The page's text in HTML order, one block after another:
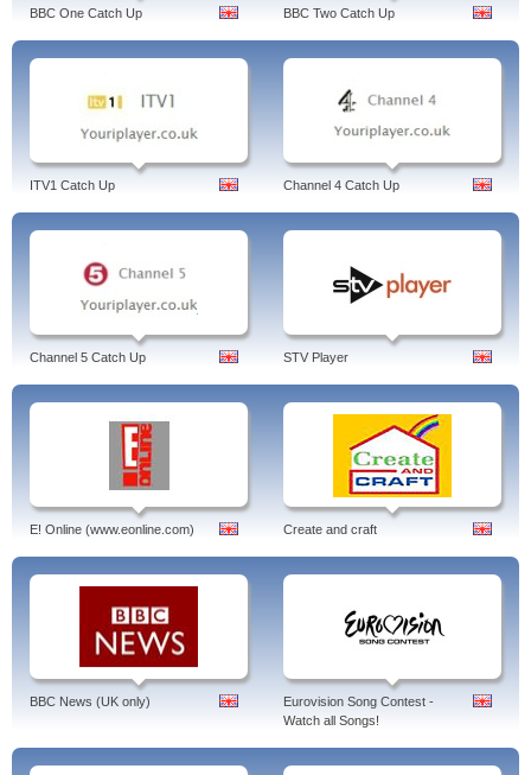
BBC One Catch Up BBC Two Catch Up
ITV1 Catch Up Channel 4 Catch Up
Channel 5 Catch Up STV Player
E! Online (www.eonline.com) Create and craft
BBC News (UK only)
Eurovision Song Contest -
Watch all Songs!